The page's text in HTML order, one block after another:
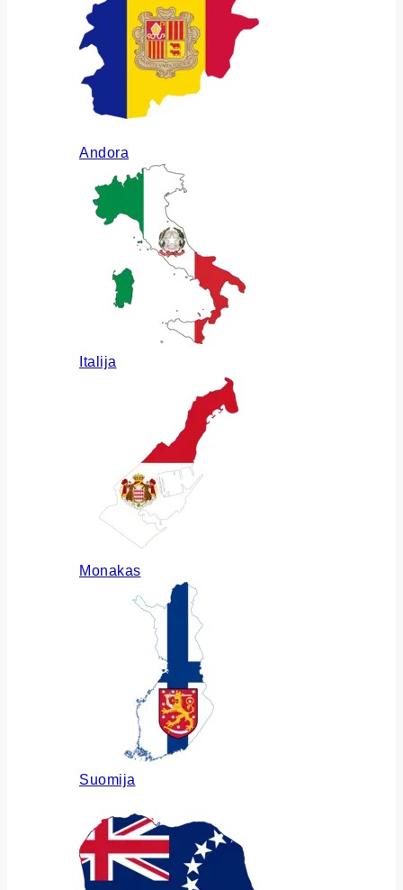
Andora
Italija
Monakas
Suomija